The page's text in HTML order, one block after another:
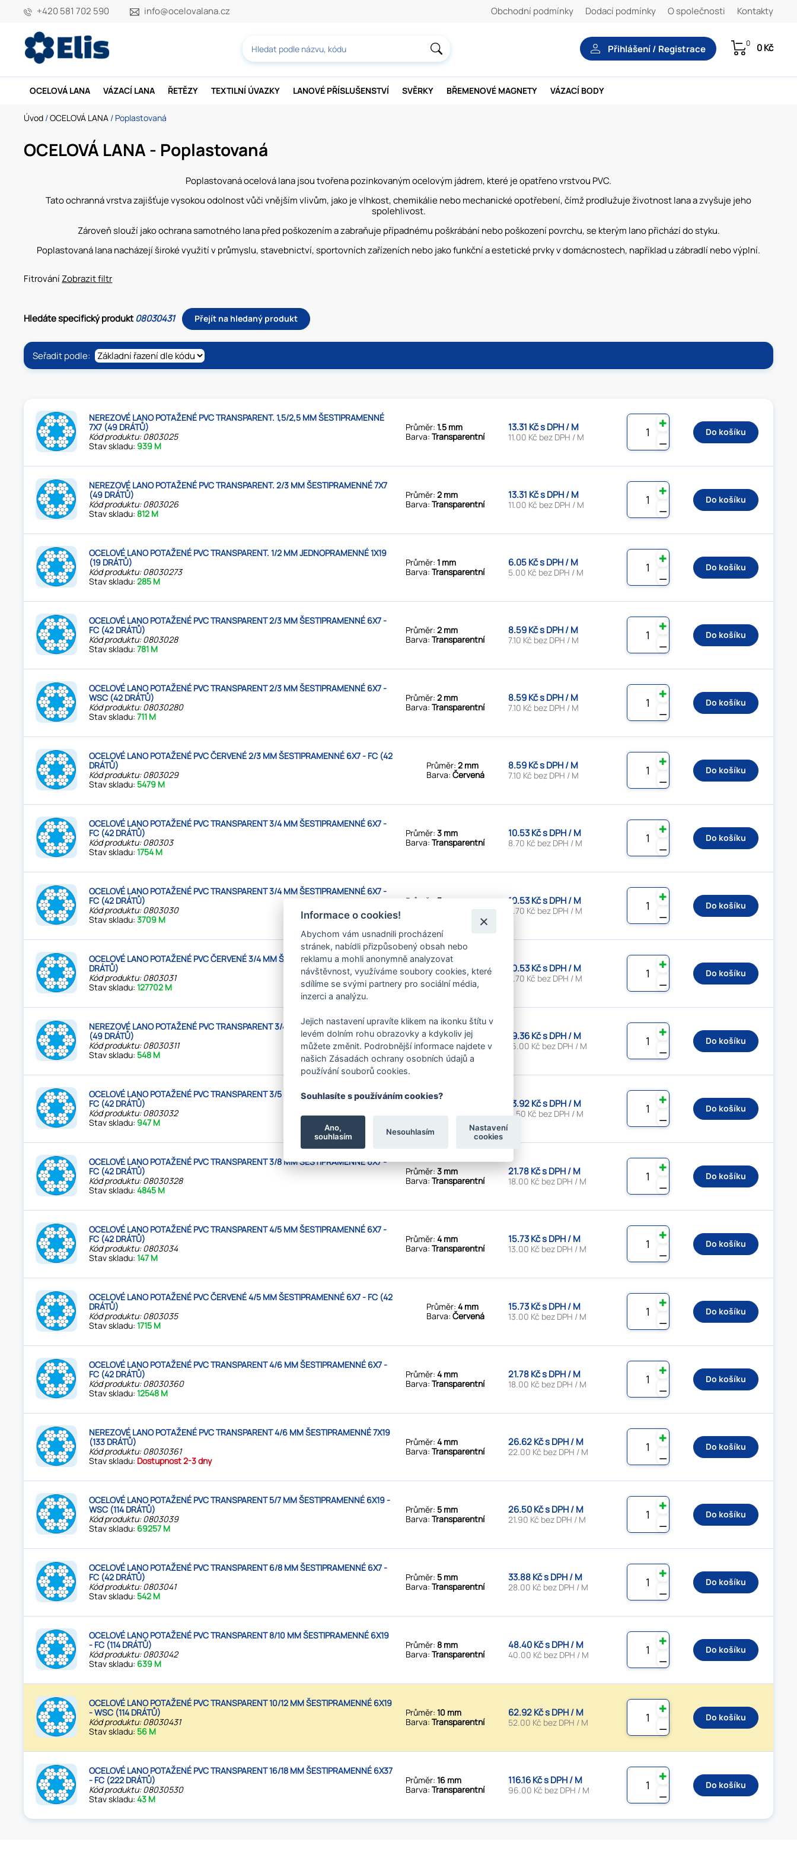
+420 581 702 590 info@ocelovalana.cz Obchodní podmínky Dodací podmínky O společnosti Kontakty
Přihlášení / Registrace 0 0 Kč
OCELOVÁ LANA VÁZACÍ LANA ŘETĚZY TEXTILNÍ ÚVAZKY LANOVÉ PŘÍSLUŠENSTVÍ SVĚRKY BŘEMENOVÉ MAGNETY VÁZACÍ BODY
Úvod /OCELOVÁ LANA / Poplastovaná
OCELOVÁ LANA - Poplastovaná
Poplastovaná ocelová lana jsou tvořena pozinkovaným ocelovým jádrem, které je opatřeno vrstvou PVC.
Tato ochranná vrstva zajišťuje vysokou odolnost vůči vnějším vlivům, jako je vlhkost, chemikálie nebo mechanické opotřebení, čímž prodlužuje životnost lana a zvyšuje jeho
spolehlivost.
Zároveň slouží jako ochrana samotného lana před poškozením a zabraňuje případnému poškrábání nebo poškození povrchu, se kterým lano přichází do styku.
Poplastovaná lana nacházejí široké využití v průmyslu, stavebnictví, sportovních zařízeních nebo jako funkční a estetické prvky v domácnostech, například u zábradlí nebo výplní.
FitrováníZobrazit filtr
Hledáte specifický produkt08030431 Přejít na hledaný produkt
Seřadit podle:
NEREZOVÉ LANO POTAŽENÉ PVC TRANSPARENT. 1,5/2,5 MM ŠESTIPRAMENNÉ
7X7 (49 DRÁTŮ)
Kód produktu: 0803025
Stav skladu: 939 M
Průměr: 1.5 mm
Barva: Transparentní
13.31 Kč s DPH / M
11.00 Kč bez DPH / M ⚊
✚
Do košíku
NEREZOVÉ LANO POTAŽENÉ PVC TRANSPARENT. 2/3 MM ŠESTIPRAMENNÉ 7X7
(49 DRÁTŮ)
Kód produktu: 0803026
Stav skladu:812 M
Průměr: 2 mm
Barva: Transparentní
13.31 Kč s DPH / M
11.00 Kč bez DPH / M ⚊
✚
Do košíku
OCELOVÉ LANO POTAŽENÉ PVC TRANSPARENT. 1/2 MM JEDNOPRAMENNÉ 1X19
(19 DRÁTŮ)
Kód produktu: 08030273
Stav skladu:285 M
Průměr: 1 mm
Barva: Transparentní
6.05 Kč s DPH / M
5.00 Kč bez DPH / M ⚊
✚
Do košíku
OCELOVÉ LANO POTAŽENÉ PVC TRANSPARENT 2/3 MM ŠESTIPRAMENNÉ 6X7 -
FC (42 DRÁTŮ)
Kód produktu: 0803028
Stav skladu:781 M
Průměr: 2 mm
Barva: Transparentní
8.59 Kč s DPH / M
7.10 Kč bez DPH / M ⚊
✚
Do košíku
OCELOVÉ LANO POTAŽENÉ PVC TRANSPARENT 2/3 MM ŠESTIPRAMENNÉ 6X7 -
WSC (42 DRÁTŮ)
Kód produktu: 08030280
Stav skladu:711 M
Průměr: 2 mm
Barva: Transparentní
8.59 Kč s DPH / M
7.10 Kč bez DPH / M ⚊
✚
Do košíku
OCELOVÉ LANO POTAŽENÉ PVC ČERVENÉ 2/3 MM ŠESTIPRAMENNÉ 6X7 - FC (42
DRÁTŮ)
Kód produktu: 0803029
Stav skladu:5479 M
Průměr: 2 mm
Barva: Červená
8.59 Kč s DPH / M
7.10 Kč bez DPH / M ⚊
✚
Do košíku
OCELOVÉ LANO POTAŽENÉ PVC TRANSPARENT 3/4 MM ŠESTIPRAMENNÉ 6X7 -
FC (42 DRÁTŮ)
Kód produktu: 080303
Stav skladu:1754 M
Průměr: 3 mm
Barva: Transparentní
10.53 Kč s DPH / M
8.70 Kč bez DPH / M ⚊
✚
Do košíku
OCELOVÉ LANO POTAŽENÉ PVC TRANSPARENT 3/4 MM ŠESTIPRAMENNÉ 6X7 -
FC (42 DRÁTŮ)
Kód produktu: 0803030
Stav skladu:3709 M
Průměr: 3 mm
10.53 Kč s DPH / M
8.70 Kč bez DPH / M ⚊
✚
Do košíku
OCELOVÉ LANO POTAŽENÉ PVC ČERVENÉ 3/4 MM ŠESTIPRAMENNÉ 6X7 - FC (42
DRÁTŮ)
Kód produktu: 0803031
Stav skladu:127702 M
Průměr:3 mm
Barva:Červená
10.53 Kč s DPH / M
8.70 Kč bez DPH / M ⚊
✚
Do košíku
NEREZOVÉ LANO POTAŽENÉ PVC TRANSPARENT 3/4 MM ŠESTIPRAMENNÉ 7X7
(49 DRÁTŮ)
Kód produktu: 08030311
Stav skladu:548 M
Průměr:3 mm
Barva:Transparentní
19.36 Kč s DPH / M
16.00 Kč bez DPH / M ⚊
✚
Do košíku
OCELOVÉ LANO POTAŽENÉ PVC TRANSPARENT 3/5 MM ŠESTIPRAMENNÉ 6X7 -
FC (42 DRÁTŮ)
Kód produktu: 0803032
Stav skladu: 947 M
Průměr: 13.92 Kč s DPH / M
11.50 Kč bez DPH / M ⚊
✚
Do košíku
OCELOVÉ LANO POTAŽENÉ PVC TRANSPARENT 3/8 MM ŠESTIPRAMENNÉ 6X7 -
FC (42 DRÁTŮ)
Kód produktu: 08030328
Stav skladu:4845 M
Průměr: 3 mm
Barva: Transparentní
21.78 Kč s DPH / M
18.00 Kč bez DPH / M ⚊
✚
Do košíku
OCELOVÉ LANO POTAŽENÉ PVC TRANSPARENT 4/5 MM ŠESTIPRAMENNÉ 6X7 -
FC (42 DRÁTŮ)
Kód produktu: 0803034
Stav skladu:147 M
Průměr: 4 mm
Barva: Transparentní
15.73 Kč s DPH / M
13.00 Kč bez DPH / M ⚊
✚
Do košíku
OCELOVÉ LANO POTAŽENÉ PVC ČERVENÉ 4/5 MM ŠESTIPRAMENNÉ 6X7 - FC (42
DRÁTŮ)
Kód produktu: 0803035
Stav skladu:1715 M
Průměr: 4 mm
Barva: Červená
15.73 Kč s DPH / M
13.00 Kč bez DPH / M ⚊
✚
Do košíku
OCELOVÉ LANO POTAŽENÉ PVC TRANSPARENT 4/6 MM ŠESTIPRAMENNÉ 6X7 -
FC (42 DRÁTŮ)
Kód produktu: 08030360
Stav skladu:12548 M
Průměr: 4 mm
Barva: Transparentní
21.78 Kč s DPH / M
18.00 Kč bez DPH / M ⚊
✚
Do košíku
NEREZOVÉ LANO POTAŽENÉ PVC TRANSPARENT 4/6 MM ŠESTIPRAMENNÉ 7X19
(133 DRÁTŮ)
Kód produktu: 08030361
Stav skladu: Dostupnost 2-3 dny
Průměr: 4 mm
Barva: Transparentní
26.62 Kč s DPH / M
22.00 Kč bez DPH / M ⚊
✚
Do košíku
OCELOVÉ LANO POTAŽENÉ PVC TRANSPARENT 5/7 MM ŠESTIPRAMENNÉ 6X19 -
WSC (114 DRÁTŮ)
Kód produktu: 0803039
Stav skladu: 69257 M
Průměr: 5 mm
Barva: Transparentní
26.50 Kč s DPH / M
21.90 Kč bez DPH / M ⚊
✚
Do košíku
OCELOVÉ LANO POTAŽENÉ PVC TRANSPARENT 6/8 MM ŠESTIPRAMENNÉ 6X7 -
FC (42 DRÁTŮ)
Kód produktu: 0803041
Stav skladu:542 M
Průměr: 5 mm
Barva: Transparentní
33.88 Kč s DPH / M
28.00 Kč bez DPH / M ⚊
✚
Do košíku
OCELOVÉ LANO POTAŽENÉ PVC TRANSPARENT 8/10 MM ŠESTIPRAMENNÉ 6X19
- FC (114 DRÁTŮ)
Kód produktu: 0803042
Stav skladu: 639 M
Průměr: 8 mm
Barva: Transparentní
48.40 Kč s DPH / M
40.00 Kč bez DPH / M ⚊
✚
Do košíku
OCELOVÉ LANO POTAŽENÉ PVC TRANSPARENT 10/12 MM ŠESTIPRAMENNÉ 6X19
- WSC (114 DRÁTŮ)
Kód produktu: 08030431
Stav skladu:56 M
Průměr: 10 mm
Barva: Transparentní
62.92 Kč s DPH / M
52.00 Kč bez DPH / M ⚊
✚
Do košíku
OCELOVÉ LANO POTAŽENÉ PVC TRANSPARENT 16/18 MM ŠESTIPRAMENNÉ 6X37
- FC (222 DRÁTŮ)
Kód produktu: 08030530
Stav skladu:43 M
Průměr: 16 mm
Barva: Transparentní
116.16 Kč s DPH / M
96.00 Kč bez DPH / M ⚊
✚
Do košíku
Informace o cookies!
Abychom vám usnadnili procházení
stránek, nabídli přizpůsobený obsah nebo
reklamu a mohli anonymně analyzovat
návštěvnost, využíváme soubory cookies, které
sdílíme se svými partnery pro sociální média,
inzerci a analýzu.
Jejich nastavení upravíte klikem na ikonku štítu v
levém dolním rohu obrazovky a kdykoliv jej
můžete změnit. Podrobnější informace najdete v
našich Zásadách ochrany osobních údajů a
používání souborů cookies.
Souhlasíte s používáním cookies?
Ano,
souhlasím
Nesouhlasím
Nastavení
cookies